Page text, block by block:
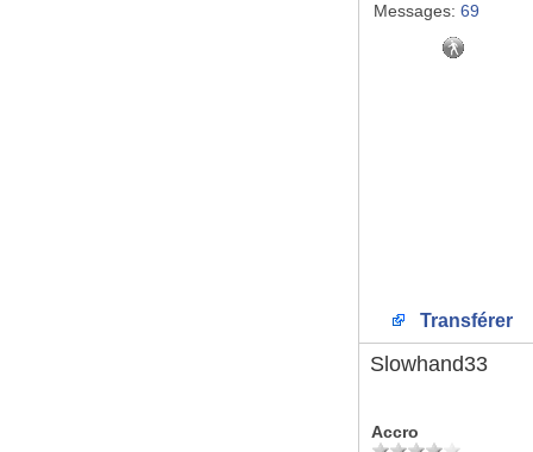
Messages: 69
Transférer
Slowhand33
Accro